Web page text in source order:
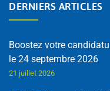
DERNIERS ARTICLES
Boostez votre
le 24 septembre 2026
21 juillet 2026